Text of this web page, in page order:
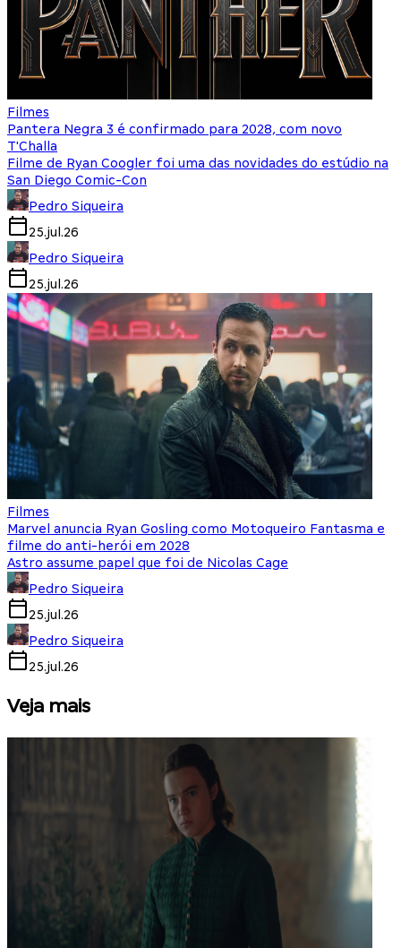
Filmes
Pantera Negra 3 é confirmado para 2028, com novo
T'Challa
Filme de Ryan Coogler foi uma das novidades do estúdio na
San Diego Comic-Con
Pedro Siqueira
25.jul.26
Pedro Siqueira
25.jul.26
Filmes
Marvel anuncia Ryan Gosling como Motoqueiro Fantasma e
filme do anti-herói em 2028
Astro assume papel que foi de Nicolas Cage
Pedro Siqueira
25.jul.26
Pedro Siqueira
25.jul.26
Veja mais